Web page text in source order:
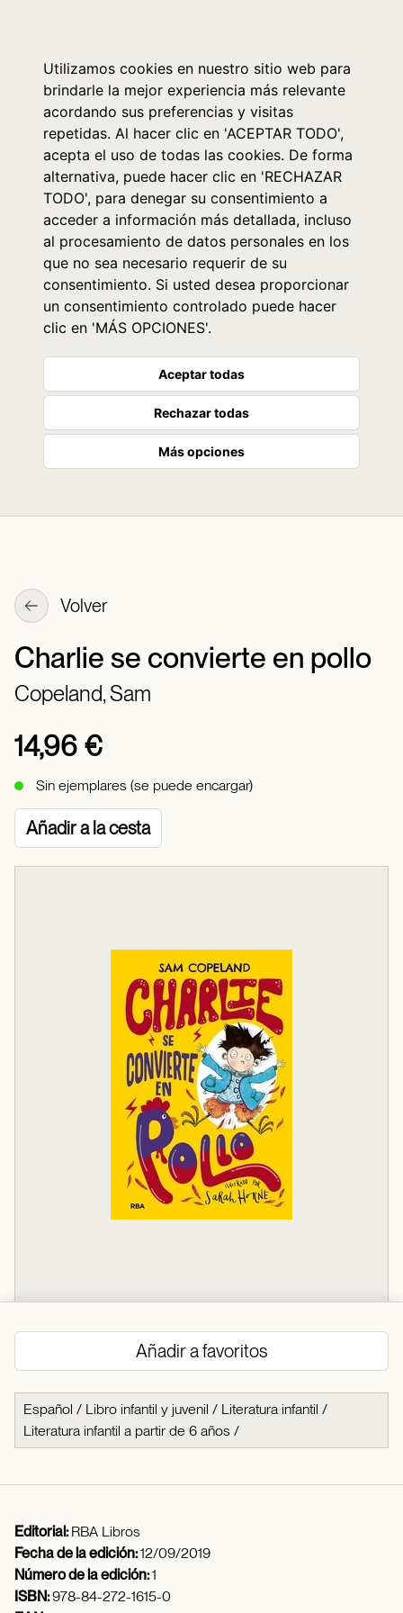
Utilizamos cookies en nuestro sitio web para
brindarle la mejor experiencia más relevante
acordando sus preferencias y visitas
repetidas. Al hacer clic en 'ACEPTAR TODO',
acepta el uso de todas las cookies. De forma
alternativa, puede hacer clic en 'RECHAZAR
TODO', para denegar su consentimiento a
acceder a información más detallada, incluso
al procesamiento de datos personales en los
que no sea necesario requerir de su
consentimiento. Si usted desea proporcionar
un consentimiento controlado puede hacer
clic en 'MÁS OPCIONES'.
Aceptar todas
Rechazar todas
Más opciones
Volver
Charlie se convierte en pollo
Copeland, Sam
14,96 €
Sin ejemplares (se puede encargar)
Añadir a la cesta
Añadir a favoritos
Español / Libro infantil y juvenil / Literatura infantil /
Literatura infantil a partir de 6 años /
Editorial:RBA Libros
Fecha de la edición:12/09/2019
Número de la edición:1
ISBN:978-84-272-1615-0